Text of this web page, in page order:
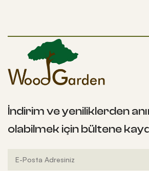
İndirim ve yeniliklerden
olabilmek için bültene